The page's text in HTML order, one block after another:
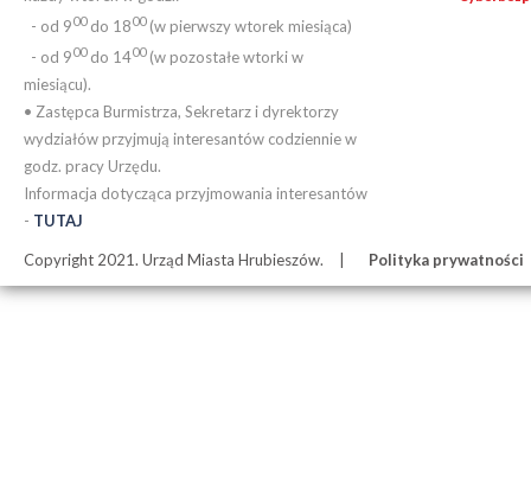
- od 900do 1800(w pierwszy wtorek miesiąca)
- od 900do 1400(w pozostałe wtorki w
miesiącu).
• Zastępca Burmistrza, Sekretarz i dyrektorzy
wydziałów przyjmują interesantów codziennie w
godz. pracy Urzędu.
Informacja dotycząca przyjmowania interesantów
- TUTAJ
Copyright 2021. Urząd Miasta Hrubieszów. Polityka prywatności